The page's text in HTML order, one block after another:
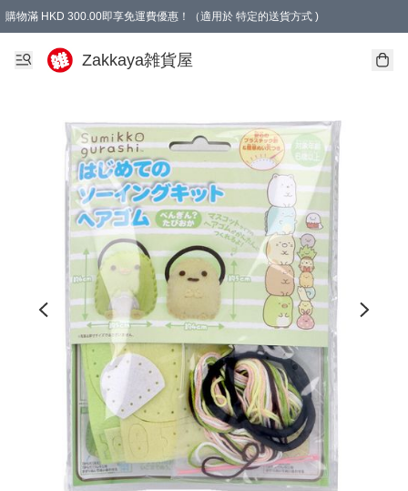
購物滿 HKD 300.00即享免運費優惠！（適用於 特定的送貨方式 )
Zakkaya雑貨屋